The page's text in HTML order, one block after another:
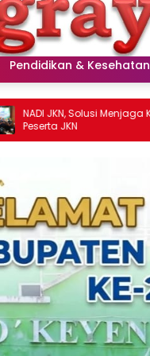
Pendidikan & Kesehatan
Solusi Menjaga Keaktifan